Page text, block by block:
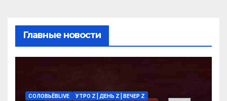
Главные новости
СОЛОВЬЁВLIVE УТРО Z | ДЕНЬ Z | ВЕЧЕР Z